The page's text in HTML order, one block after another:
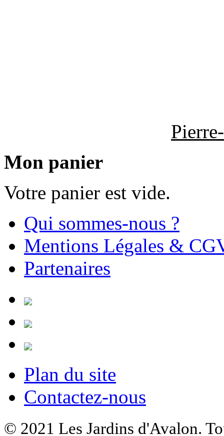
Mon panier
Votre panier est vide.
Qui sommes-nous ?
Mentions Légales &
Partenaires
Plan du site
Contactez-nous
© 2021 Les Jardins d'Avalon.